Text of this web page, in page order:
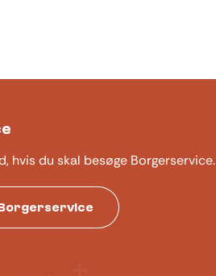
hvis du skal besøge Borgerservice.